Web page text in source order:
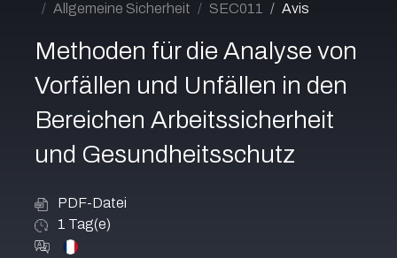
Allgemeine Sicherheit
SEC011 Avis
Methoden für die Analyse von
Vorfällen und Unfällen in den
Bereichen Arbeitssicherheit
und Gesundheitsschutz
PDF-Datei
1 Tag(e)